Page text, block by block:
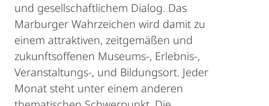
und gesellschaftlichem Dialog. Das
Marburger Wahrzeichen wird damit zu
einem attraktiven, zeitgemäßen und
zukunftsoffenen Museums-, Erlebnis-,
Veranstaltungs-, und Bildungsort. Jeder
Monat steht unter einem anderen